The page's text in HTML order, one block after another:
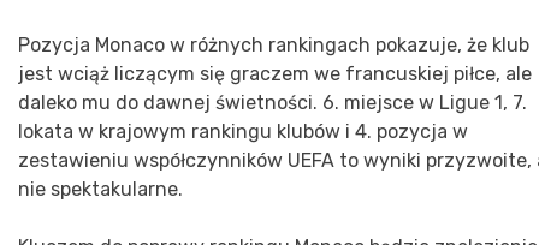
Pozycja Monaco w różnych rankingach pokazuje, że klub
jest wciąż liczącym się graczem we francuskiej piłce, ale
daleko mu do dawnej świetności. 6. miejsce w Ligue 1, 7.
lokata w krajowym rankingu klubów i 4. pozycja w
zestawieniu współczynników UEFA to wyniki przyzwoite,
nie spektakularne.